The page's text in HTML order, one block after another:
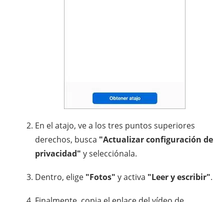
En el atajo, ve a los tres puntos superiores
derechos, busca "Actualizar configuración de
privacidad" y selecciónala.
Dentro, elige "Fotos" y activa "Leer y escribir".